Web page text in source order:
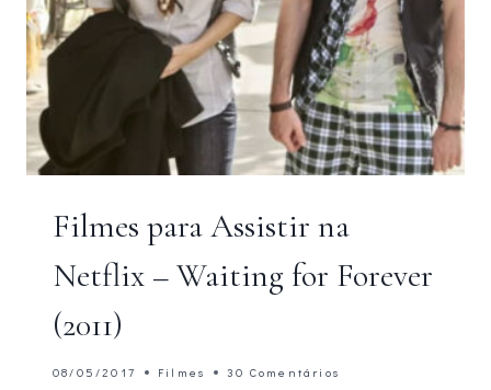
Filmes para Assistir na
Netflix – Waiting for Forever
(2011)
08/05/2017 Filmes 30 Comentários